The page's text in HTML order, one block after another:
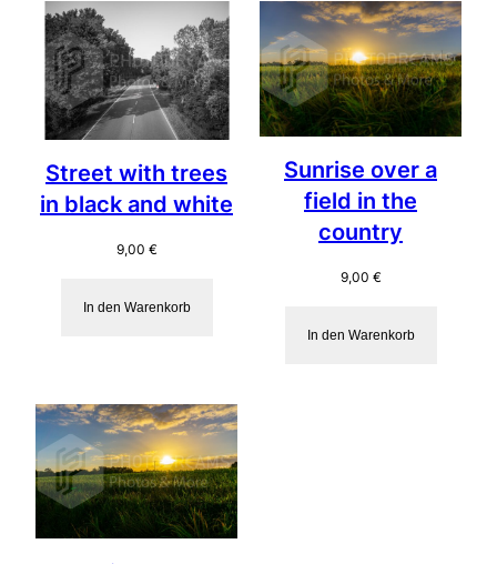
Street with trees
in black and white
9,00 €
In den Warenkorb
Sunrise over a
field in the
country
9,00 €
In den Warenkorb